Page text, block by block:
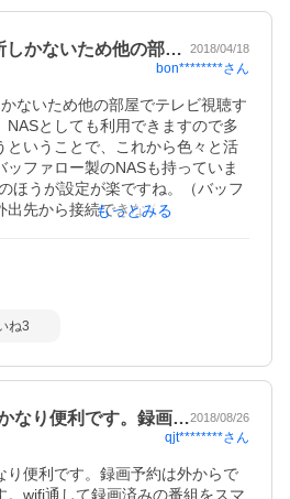
しかないため他の部… 2018/04/18
bon********さん
ないため他の部屋でテレビ視聴す
NASとしても利用できますので多
ということで、これから色々と活
ッファロー製のNASも持っていま
ほうが設定が楽ですね。（バッフ
先から接続できなくて困ってい
もっとみる
ね3
なり便利です。録画…2018/08/26
qjt********さん
り便利です。録画予約は外からで
。wifi通して録画済みの番組をスマ